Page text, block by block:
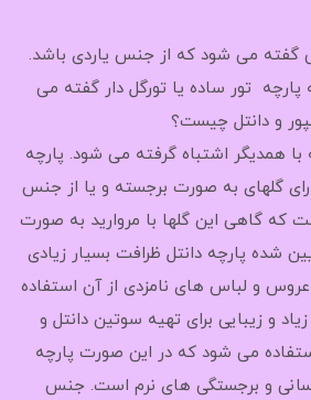
گفته می شود که از جنس یاردی باشد.
پارچه تور ساده یا تورگل دار گفته می
و دانتل چیست؟
با همدیگر اشتباه گرفته می شود. پارچه
گلهای به صورت برجسته و یا از جنس
گاهی این گلها با مروارید به صورت
شده پارچه دانتل ظرافت بسیار زیادی
و لباس های نامزدی از آن استفاده
و زیبایی برای تهیه سوتین دانتل و
می شود که در این صورت پارچه
و برجستگی های نرم است. جنس